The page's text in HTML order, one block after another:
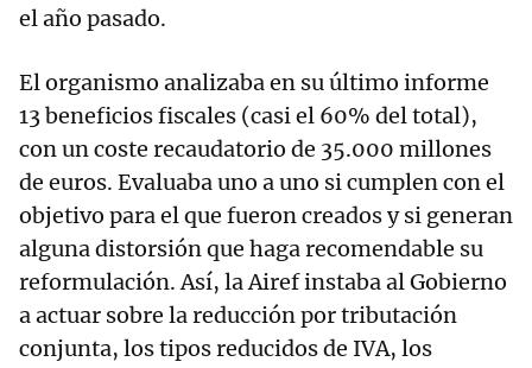
el año pasado.
El organismo analizaba en su último informe
13 beneficios fiscales (casi el 60% del total),
con un coste recaudatorio de 35.000 millones
de euros. Evaluaba uno a uno si cumplen con el
objetivo para el que fueron creados y si generan
alguna distorsión que haga recomendable su
reformulación. Así, la Airef instaba al Gobierno
a actuar sobre la reducción por tributación
conjunta, los tipos reducidos de IVA, los